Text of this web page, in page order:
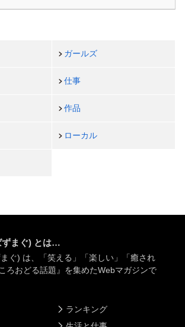
ガールズ
仕事
作品
ローカル
ずまぐ) とは…
ぐ) は、「笑える」「楽しい」「癒され
ろおどる話題』を集めたWebマガジンで
ランキング